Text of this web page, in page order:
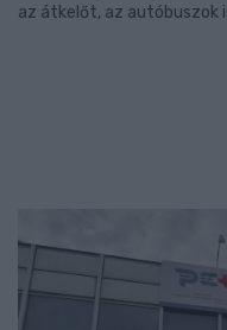
az átkelőt, az autóbuszok